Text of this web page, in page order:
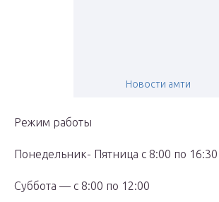
Новости амти
Режим работы
Понедельник- Пятница с 8:00 по 16:30
Суббота — с 8:00 по 12:00